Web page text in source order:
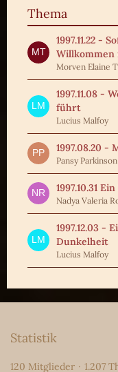
Thema
1997.11.22 -
Willkommen
Morven Elaine
1997.11.08 -
führt
Lucius Malfoy
1997.08.20 -
Pansy Parkinson
1997.10.31
Nadya Valeria
1997.12.03 -
Dunkelheit
Lucius Malfoy
Statistik
120 Mitglieder
1.207